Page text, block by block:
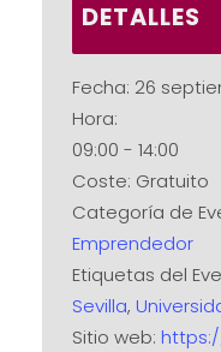
DETALLES
Fecha: 26
Hora:
09:00 - 14:00
Coste: Gratuito
Categoría de
Emprendedor
Etiquetas del
Sevilla,
Sitio web: